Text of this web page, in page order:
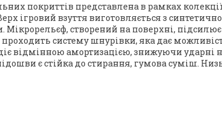
покриттів представлена в рамках
ігровий взуття виготовляється з
створений на поверхні,
систему шнурівки, яка дає
відмінною амортизацією, знижуючи
є стійка до стирання, гумова суміш.